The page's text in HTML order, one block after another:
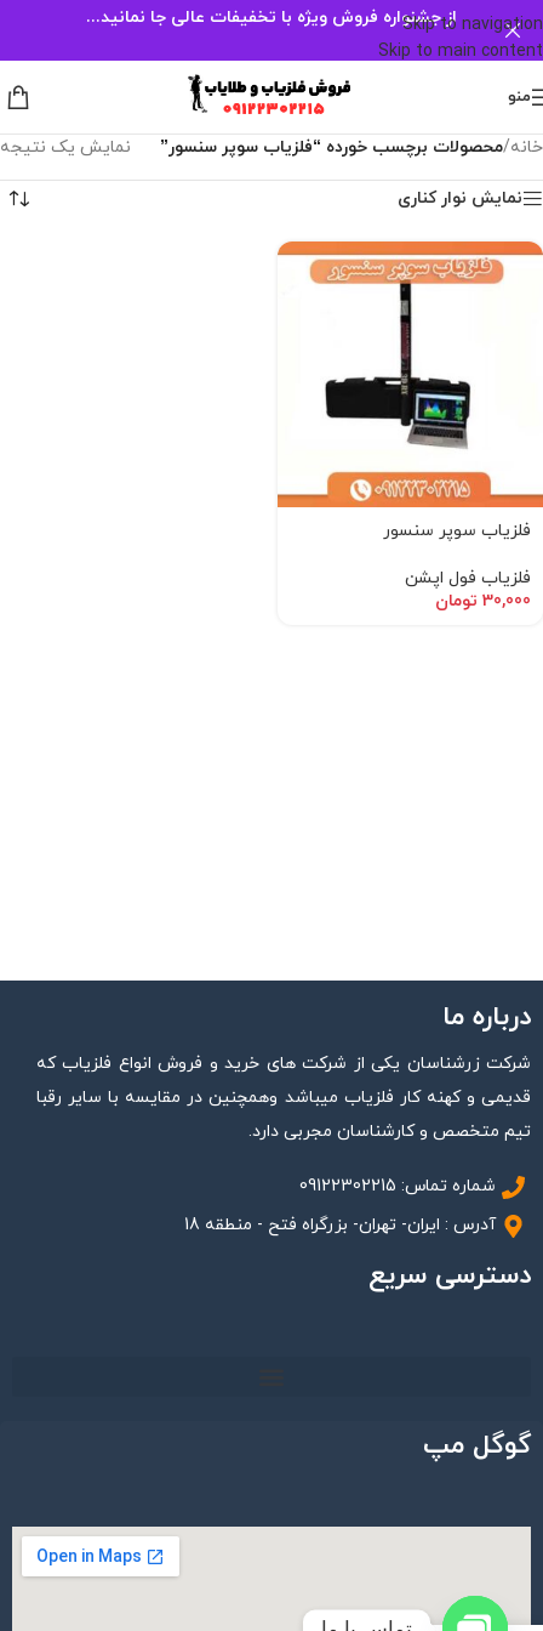
Skip to navigation
Skip to main content
از جشنواره فروش ویژه با تخفیفات عالی جا نمانید...
منو
خانه/محصولات برچسب خورده “فلزیاب سوپر سنسور” نمایش یک نتیجه
نمایش نوار کناری
فلزیاب سوپر سنسور
فلزیاب فول اپشن
30,000 تومان
درباره ما
شرکت زرشناسان یکی از شرکت های خرید و فروش انواع فلزیاب که
قدیمی و کهنه کار فلزیاب میباشد وهمچنین در مقایسه با سایر رقبا
تیم متخصص و کارشناسان مجربی دارد.
شماره تماس: 09122302215
آدرس : ایران- تهران- بزرگراه فتح - منطقه 18
دسترسی سریع
گوگل مپ